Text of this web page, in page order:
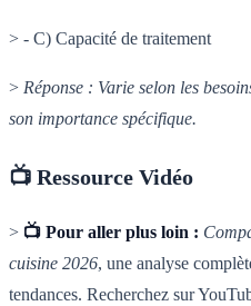
> - C) Capacité de traitement
> Réponse : Varie selon les
son importance spécifique.
📺 Ressource Vidéo
> 📺 Pour aller plus loin :
cuisine 2026, une analyse
tendances. Recherchez sur